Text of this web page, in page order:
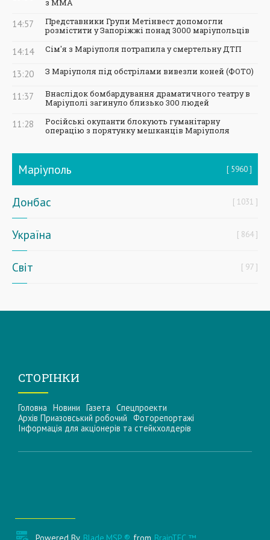
з ММА
14:57
Представники Групи Метінвест допомогли
розмістити у Запоріжжі понад 3000 маріупольців
14:14 Сім'я з Маріуполя потрапила у смертельну ДТП
13:20 З Маріуполя під обстрілами вивезли коней (ФОТО)
11:37
Внаслідок бомбардування драматичного театру в
Маріуполі загинуло близько 300 людей
11:28
Російські окупанти блокують гуманітарну
операцію з порятунку мешканців Маріуполя
Маріуполь 5960
Донбас 1031
Україна 864
Світ 97
СТОРІНКИ
Головна Новини Газета Спецпроекти
Архів Приазовський робочий Фоторепортажі
Інформацiя для акцiонерiв та стейкхолдерiв
Powered By Blade.MSP ® from BrainTEC ™